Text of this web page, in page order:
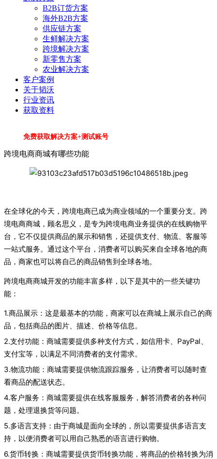
B2B订货方案
海外B2B方案
供应链方案
生鲜解决方案
跨境解决方案
新零售方案
农业解决方案
客户案例
关于韬沃
行业资讯
获取资料
免费获取解决方案+测试账号
跨境电商商城有哪些功能
在全球化的今天，跨境电商已成为商业领域的一个重要分支。跨
境电商商城，顾名思义，是专为跨境电商业务提供的在线购物平
台，它不仅提供商品的展示和销售，还提供支付、物流、客服等
一站式服务。通过这个平台，消费者可以购买来自全球各地的商
品，商家也可以将自己的商品销售到全球各地。
跨境电商商城开发的功能丰富多样，以下是其中的一些关键功
能：
1.商品展示：这是最基本的功能，商家可以在商城上展示自己的商
品，包括商品的图片、描述、价格等信息。
2.支付功能：商城需要提供多种支付方式，如信用卡、PayPal、
支付宝等，以满足不同消费者的支付需求。
3.物流功能：商城需要提供物流跟踪服务，让消费者可以随时查
看商品的配送状态。
4.客户服务：商城需要提供在线客服服务，解答消费者的各种问
题，处理退换货等问题。
5.多语言支持：由于商城是面向全球的，所以需要提供多语言支
持，以便消费者可以用自己熟悉的语言进行购物。
6.货币转换：商城需要提供货币转换功能，将商品的价格转换为消